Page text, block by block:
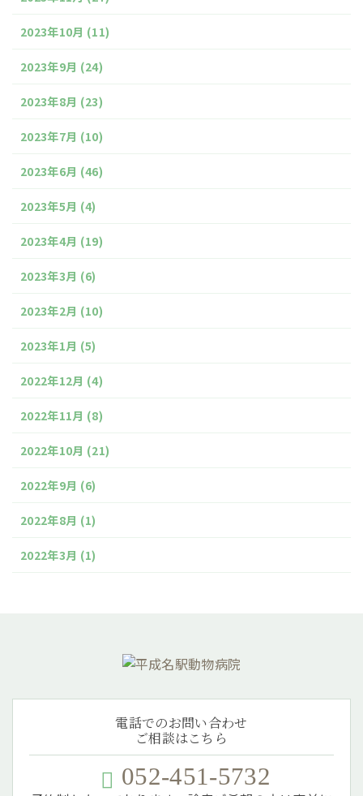
2023年10月 (11)
2023年9月 (24)
2023年8月 (23)
2023年7月 (10)
2023年6月 (46)
2023年5月 (4)
2023年4月 (19)
2023年3月 (6)
2023年2月 (10)
2023年1月 (5)
2022年12月 (4)
2022年11月 (8)
2022年10月 (21)
2022年9月 (6)
2022年8月 (1)
2022年3月 (1)
電話でのお問い合わせ
ご相談はこちら
052-451-5732